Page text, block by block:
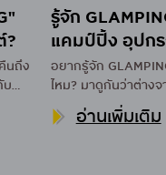
?
นถึง
บ
รู้จัก
แคมป์ปิ้ง อุปก
อยากรู้จัก
ไหม? มาดูกันว่าต่าง
ของต้องเตรียมและทิ
อ่านเพิ่มเติม